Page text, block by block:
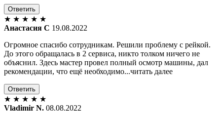
Ответить
★ ★ ★ ★ ★
Анастасия С 19.08.2022
Огромное спасибо сотрудникам. Решили проблему с рейкой.
До этого обращалась в 2 сервиса, никто толком ничего не
объяснил. Здесь мастер провел полный осмотр машины, дал
рекомендации, что ещё необходимо...читать далее
Ответить
★ ★ ★ ★ ★
Vladimir N. 08.08.2022